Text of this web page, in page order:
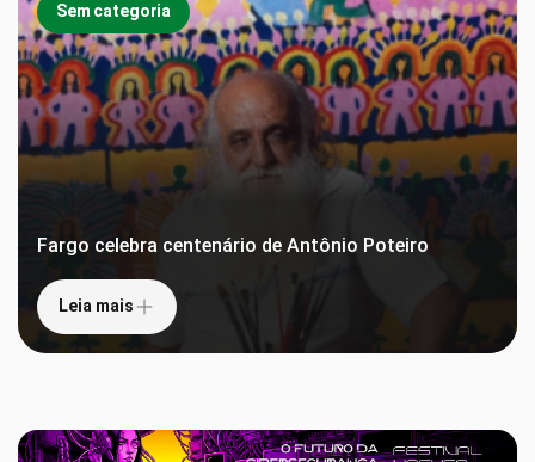
Sem categoria
Fargo celebra centenário de Antônio Poteiro
Leia mais
Sem categoria